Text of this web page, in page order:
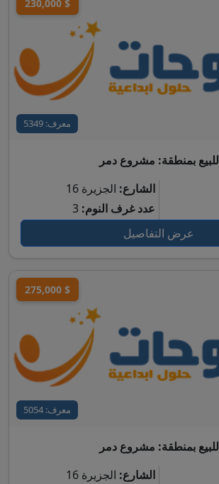
230,000 $
معرف: 5349
للبيع بمنطقة: مشروع دمر
الشارع: الجزيرة 16
عدد غرف النوم:
عرض التفاصيل
275,000 $
معرف: 5054
للبيع بمنطقة: مشروع دمر
الشارع: الجزيرة 16